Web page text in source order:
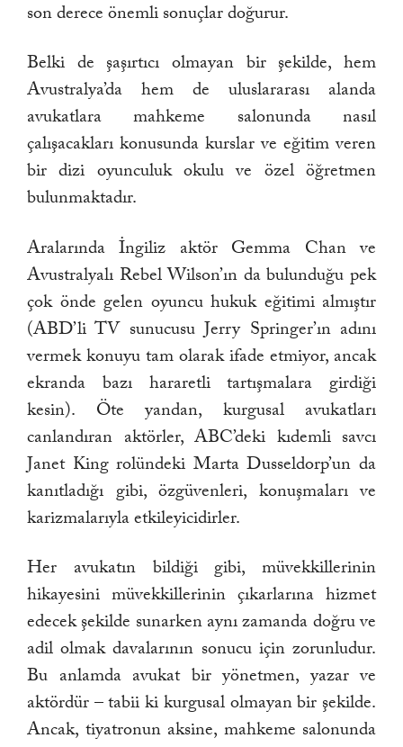
son derece önemli sonuçlar doğurur.
Belki de şaşırtıcı olmayan bir şekilde, hem
Avustralya’da hem de uluslararası alanda
avukatlara mahkeme salonunda nasıl
çalışacakları konusunda kurslar ve eğitim veren
bir dizi oyunculuk okulu ve özel öğretmen
bulunmaktadır.
Aralarında İngiliz aktör Gemma Chan ve
Avustralyalı Rebel Wilson’ın da bulunduğu pek
çok önde gelen oyuncu hukuk eğitimi almıştır
(ABD’li TV sunucusu Jerry Springer’ın adını
vermek konuyu tam olarak ifade etmiyor, ancak
ekranda bazı hararetli tartışmalara girdiği
kesin). Öte yandan, kurgusal avukatları
canlandıran aktörler, ABC’deki kıdemli savcı
Janet King rolündeki Marta Dusseldorp’un da
kanıtladığı gibi, özgüvenleri, konuşmaları ve
karizmalarıyla etkileyicidirler.
Her avukatın bildiği gibi, müvekkillerinin
hikayesini müvekkillerinin çıkarlarına hizmet
edecek şekilde sunarken aynı zamanda doğru ve
adil olmak davalarının sonucu için zorunludur.
Bu anlamda avukat bir yönetmen, yazar ve
aktördür – tabii ki kurgusal olmayan bir şekilde.
Ancak, tiyatronun aksine, mahkeme salonunda